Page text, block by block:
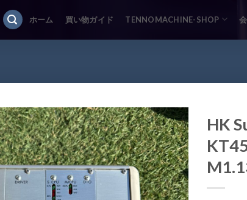
ホーム 買い物ガイド TENNOMACHINE-SHOP
HK